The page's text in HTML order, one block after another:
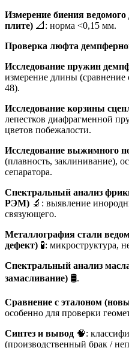
Измерение биения
плите) 📐: норма <0,15 мм.
Проверка люфта
Исследование пружин
измерение длины (сравнение
48).
Исследование корзины
лепестков диафрагменной
цветов побежалости.
Исследование выжимного
(плавность, заклинивание),
сепаратора.
Спектральный анализ
РЭМ) 🔬: выявление
связующего.
Металлография стали
дефект) 🧪: микроструктура,
Спектральный анализ
замасливание) 🛢️.
Сравнение с эталоном
особенно для проверки
Синтез и вывод 🧠:
(производственный брак /